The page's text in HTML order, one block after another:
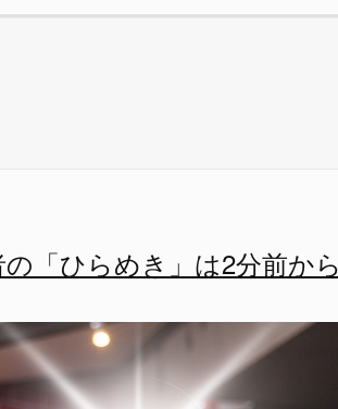
「ひらめき」は2分前か